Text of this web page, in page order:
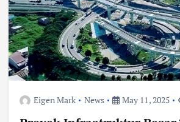
Eigen Mark News May 11, 2025